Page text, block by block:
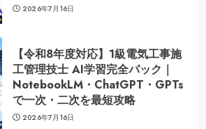
2026年7月16日
【令和8年度対応】1級電気工事施
工管理技士 AI学習完全パック｜
NotebookLM・ChatGPT・GPTs
で一次・二次を最短攻略
2026年7月16日